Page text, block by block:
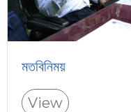
মতবিনিময়
View